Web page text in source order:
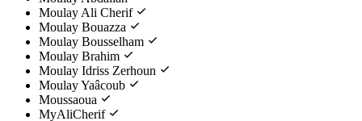
Moulay Ali Cherif
Moulay Bouazza
Moulay Bousselham
Moulay Brahim
Moulay Idriss Zerhoun
Moulay Yaâcoub
Moussaoua
MyAliCherif